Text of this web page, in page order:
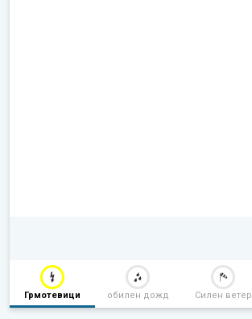
Грмотевици обилен дожд Силен ветер